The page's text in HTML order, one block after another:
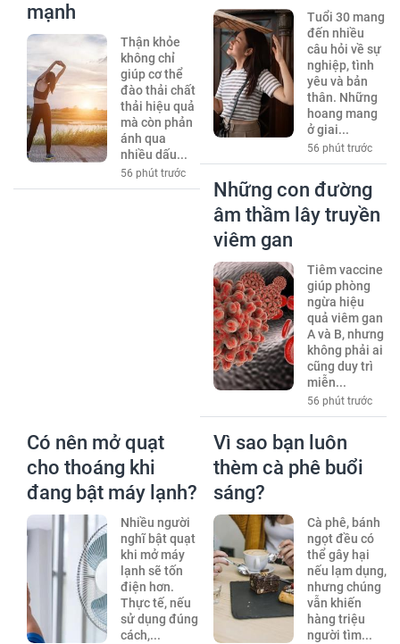
mạnh
Thận khỏe
không chỉ
giúp cơ thể
đào thải chất
thải hiệu quả
mà còn phản
ánh qua
nhiều dấu...
56 phút trước
Tuổi 30 mang
đến nhiều
câu hỏi về sự
nghiệp, tình
yêu và bản
thân. Những
hoang mang
ở giai...
56 phút trước
Những con đường
âm thầm lây truyền
viêm gan
Tiêm vaccine
giúp phòng
ngừa hiệu
quả viêm gan
A và B, nhưng
không phải ai
cũng duy trì
miễn...
56 phút trước
Có nên mở quạt
cho thoáng khi
đang bật máy lạnh?
Nhiều người
nghĩ bật quạt
khi mở máy
lạnh sẽ tốn
điện hơn.
Thực tế, nếu
sử dụng đúng
cách,...
Vì sao bạn luôn
thèm cà phê buổi
sáng?
Cà phê, bánh
ngọt đều có
thể gây hại
nếu lạm dụng,
nhưng chúng
vẫn khiến
hàng triệu
người tìm...